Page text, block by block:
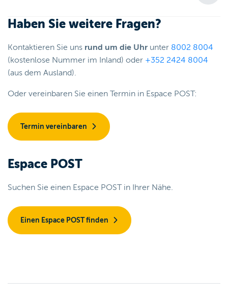
Haben Sie weitere Fragen?
Kontaktieren Sie uns rund um die Uhr unter 8002 8004
(kostenlose Nummer im Inland) oder +352 2424 8004
(aus dem Ausland).
Oder vereinbaren Sie einen Termin in Espace POST:
Termin vereinbaren
Espace POST
Suchen Sie einen Espace POST in Ihrer Nähe.
Einen Espace POST finden